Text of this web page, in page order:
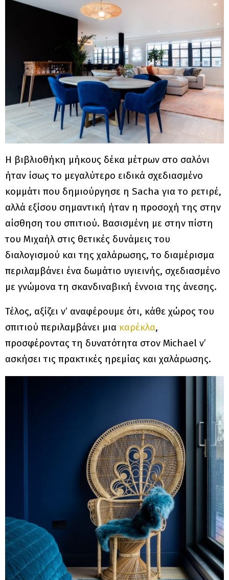
Η βιβλιοθήκη μήκους δέκα μέτρων στο σαλόνι
ήταν ίσως το μεγαλύτερο ειδικά σχεδιασμένο
κομμάτι που δημιούργησε η Sacha για το ρετιρέ,
αλλά εξίσου σημαντική ήταν η προσοχή της στην
αίσθηση του σπιτιού. Βασισμένη με στην πίστη
του Μιχαήλ στις θετικές δυνάμεις του
διαλογισμού και της χαλάρωσης, το διαμέρισμα
περιλαμβάνει ένα δωμάτιο υγιεινής, σχεδιασμένο
με γνώμονα τη σκανδιναβική έννοια της άνεσης.
Τέλος, αξίζει ν’ αναφέρουμε ότι, κάθε χώρος του
σπιτιού περιλαμβάνει μια καρέκλα,
προσφέροντας τη δυνατότητα στον Michael ν’
ασκήσει τις πρακτικές ηρεμίας και χαλάρωσης.